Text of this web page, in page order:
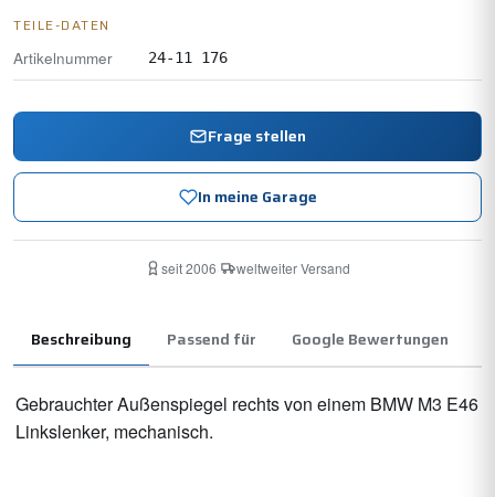
TEILE-DATEN
Artikelnummer
24-11 176
Frage stellen
In meine Garage
seit 2006· weltweiter Versand
Beschreibung Passend für Google Bewertungen
Gebrauchter Außenspiegel rechts von einem BMW M3 E46
Linkslenker, mechanisch.